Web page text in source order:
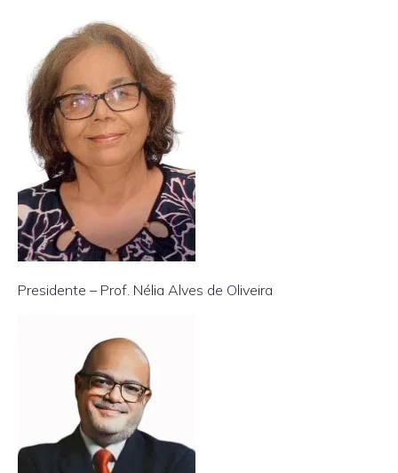
Presidente – Prof. Nélia Alves de Oliveira